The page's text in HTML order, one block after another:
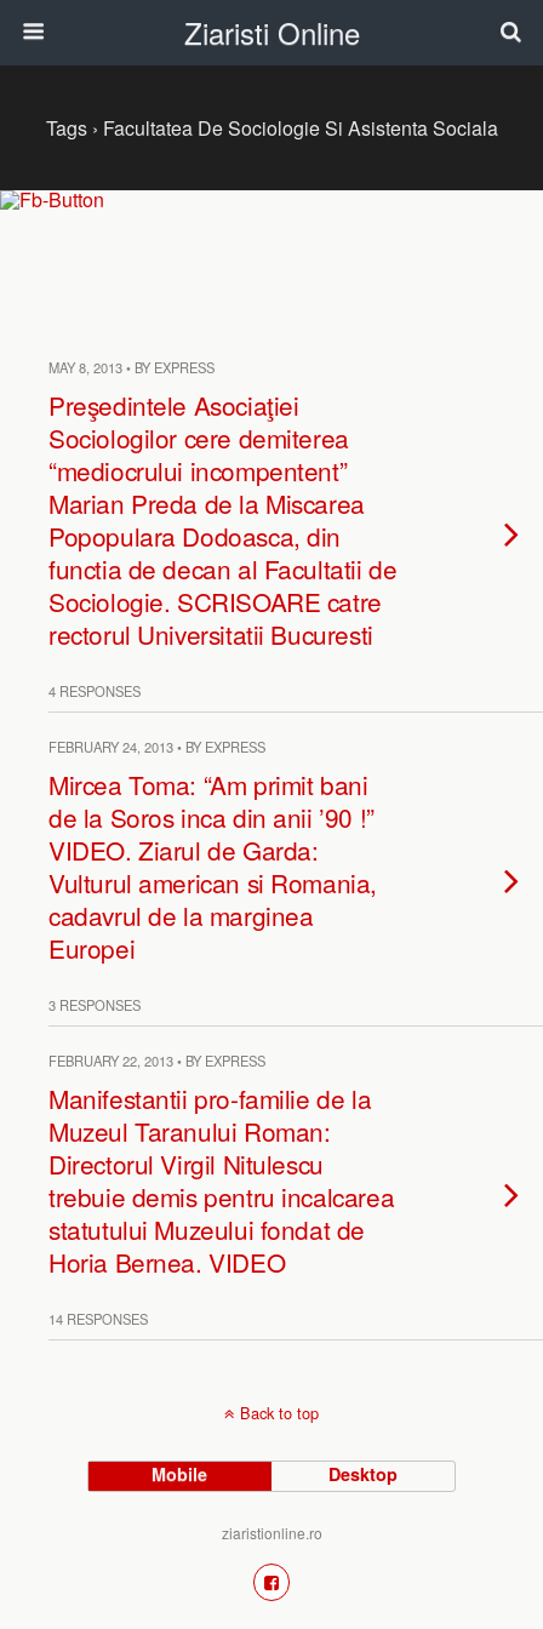
Ziaristi Online
Tags › Facultatea De Sociologie Si Asistenta Sociala
MAY 8, 2013 • BY EXPRESS
Preşedintele Asociaţiei
Sociologilor cere demiterea
“mediocrului incompentent”
Marian Preda de la Miscarea
Popopulara Dodoasca, din
functia de decan al Facultatii de
Sociologie. SCRISOARE catre
rectorul Universitatii Bucuresti
4 RESPONSES
FEBRUARY 24, 2013 • BY EXPRESS
Mircea Toma: “Am primit bani
de la Soros inca din anii ’90 !”
VIDEO. Ziarul de Garda:
Vulturul american si Romania,
cadavrul de la marginea
Europei
3 RESPONSES
FEBRUARY 22, 2013 • BY EXPRESS
Manifestantii pro-familie de la
Muzeul Taranului Roman:
Directorul Virgil Nitulescu
trebuie demis pentru incalcarea
statutului Muzeului fondat de
Horia Bernea. VIDEO
14 RESPONSES
Back to top
Mobile Desktop
ziaristionline.ro